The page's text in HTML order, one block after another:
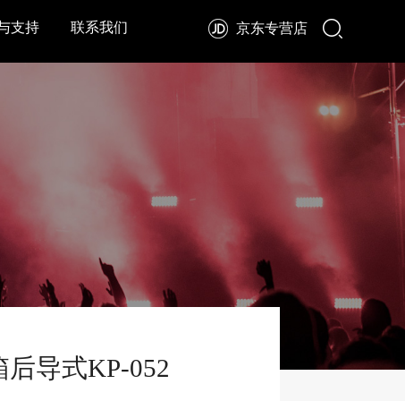
支持 联系我们 京东专营店
导式KP-052